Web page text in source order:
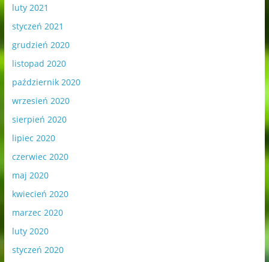
luty 2021
styczeń 2021
grudzień 2020
listopad 2020
październik 2020
wrzesień 2020
sierpień 2020
lipiec 2020
czerwiec 2020
maj 2020
kwiecień 2020
marzec 2020
luty 2020
styczeń 2020